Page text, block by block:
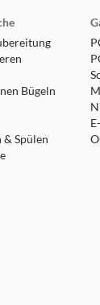
Bügeln
& Spülen